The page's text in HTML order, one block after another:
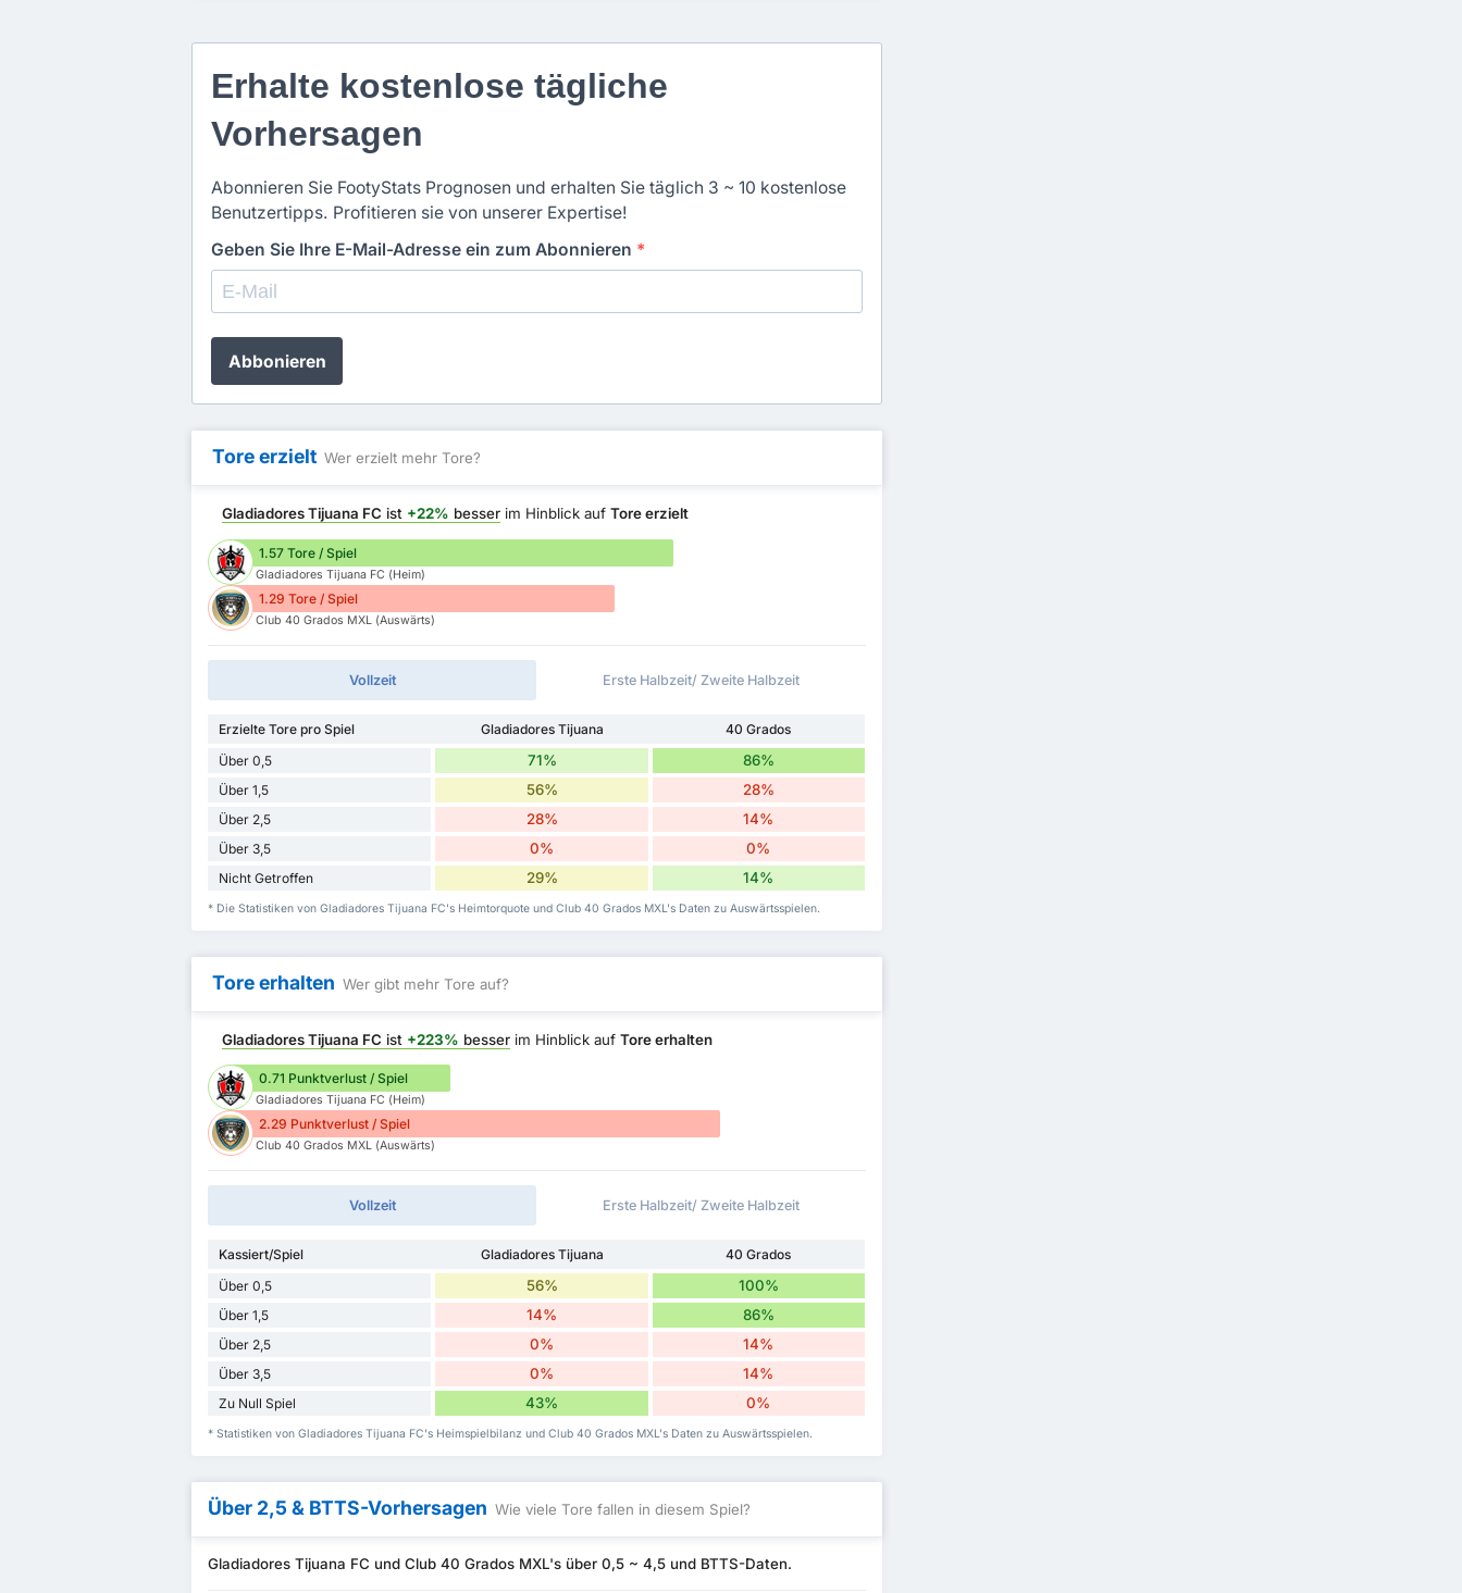
Erhalte kostenlose tägliche
Vorhersagen
Abonnieren Sie FootyStats Prognosen und erhalten Sie täglich 3 ~ 10 kostenlose
Benutzertipps. Profitieren sie von unserer Expertise!
Geben Sie Ihre E-Mail-Adresse ein zum Abonnieren *
Abbonieren
Tore erzielt Wer erzielt mehr Tore?
Gladiadores Tijuana FC ist +22% besser im Hinblick aufTore erzielt
1.57 Tore / Spiel
Gladiadores Tijuana FC (Heim)
1.29 Tore / Spiel
Club 40 Grados MXL (Auswärts)
Vollzeit Erste Halbzeit/ Zweite Halbzeit
Erzielte Tore pro Spiel Gladiadores Tijuana
40 Grados
Über 0,5
71% 86%
Über 1,5 56% 28%
Über 2,5 28% 14%
Über 3,5 0% 0%
Nicht Getroffen 29% 14%
* Die Statistiken von Gladiadores Tijuana FC's Heimtorquote und Club 40 Grados MXL's Daten zu Auswärtsspielen.
Tore erhalten Wer gibt mehr Tore auf?
Gladiadores Tijuana FC ist +223% besser im Hinblick aufTore erhalten
0.71 Punktverlust / Spiel
Gladiadores Tijuana FC (Heim)
2.29 Punktverlust / Spiel
Club 40 Grados MXL (Auswärts)
Vollzeit Erste Halbzeit/ Zweite Halbzeit
Kassiert/Spiel Gladiadores Tijuana
40 Grados
Über 0,5
56% 100%
Über 1,5 14% 86%
Über 2,5 0% 14%
Über 3,5 0% 14%
Zu Null Spiel 43% 0%
* Statistiken von Gladiadores Tijuana FC's Heimspielbilanz und Club 40 Grados MXL's Daten zu Auswärtsspielen.
Über 2,5 & BTTS-Vorhersagen Wie viele Tore fallen in diesem Spiel?
Gladiadores Tijuana FC und Club 40 Grados MXL's über 0,5 ~ 4,5 und BTTS-Daten.